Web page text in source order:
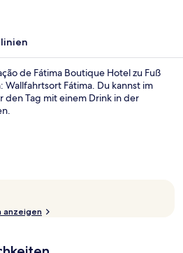
de Fátima Boutique Hotel zu Fuß
Fátima. Du kannst im
den Tag mit einem Drink in der
anzeigen